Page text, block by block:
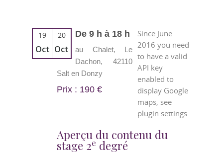
19
Oct
20
Oct
Since June
2016 you need
to have a valid
API key
enabled to
display Google
maps, see
plugin settings
De 9 h à 18 h
au Chalet, Le
Dachon, 42110
Salt en Donzy
Prix : 190 €
Aperçu du contenu du
stage 2e degré